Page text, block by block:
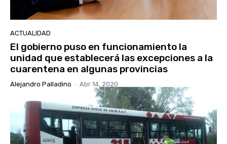
ACTUALIDAD
El gobierno puso en funcionamiento la
unidad que establecerá las excepciones a la
cuarentena en algunas provincias
Alejandro Palladino - Abr 14, 2020